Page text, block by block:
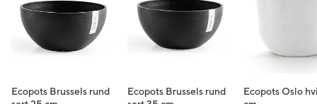
Ecopots Brussels rund
Ecopots Brussels rund
Ecopots Oslo